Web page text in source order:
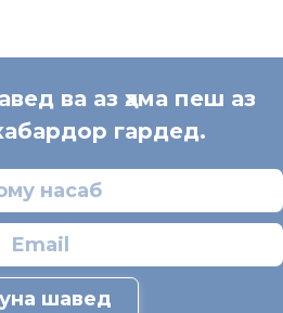
ва аз ҳама пеш аз
гардед.
шавед